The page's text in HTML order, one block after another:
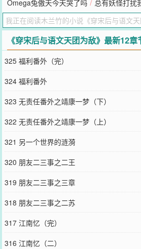
知历史中本不存在的妻兄狄諍和小舅父曹佑
抖了抖身上的盐，艰难地爬起来。为了纪
王墓前献的那束花，赵暾决定支棱一下，
注意：1、男主言情，不喜勿入。本文有且
与他的两根金大腿（？？？）。群像偏日常
据。2、文中宋代人物和整个宋朝都有极其
有好感、对宋代任何著名人物有好感的读者
心理不适，请慎重入坑。3、因时代限制男
物，写不来古诗词，剧情描写中男主原创的
僻的诗词假装是男主写的，作话会标明出
藏《吾儿宋高祖，但东晋刘寄奴》——公元
结识他的鱼水之臣王猛，慕容冲和清河公主
马桓温的权势处于日中天，正在积极北伐，
时王谢堂前燕”的王家王献之正与郗道茂琴
没几年的谢安又重新归隐；东晋和前秦的战
语》中许多故事正在此时发生。这是东晋
世家的人最想穿越的“荒唐又美好”的时光片
离在所有浓墨重彩的边缘划水。刘翘的目标
皇。刘翘：“儿啊，五十七岁当皇帝太晚了
十七岁一统天下！”含着奶嘴的小刘裕喷了
呼大睡。“斜阳草树，寻常巷陌，人道寄奴
气吞万里如虎。”
您要是觉得《穿宋后与语文天团为敌
群和微博微信里的朋友推荐哦！
Omega兔傲天今天哭了吗 / 总有妖怪打扰
《穿宋后与语文天团为敌》最新12章
325 福利番外（完）
324 福利番外
323 无责任番外之靖康一梦（下）
322 无责任番外之靖康一梦（上）
321 另一个世界的涟漪
320 朋友二三事之二王
319 朋友二三事之三章
318 朋友二三事之二苏
317 江南忆（完）
316 江南忆（二）